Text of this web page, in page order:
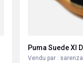
Vendu par : sarenza